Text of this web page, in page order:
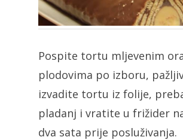
Pospite tortu mljevenim
plodovima po izboru,
izvadite tortu iz folije,
pladanj i vratite u frižider
dva sata prije posluživanja.